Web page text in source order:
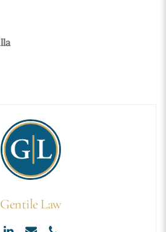
Gentile Law